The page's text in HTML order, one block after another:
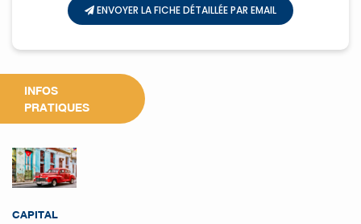
ENVOYER LA FICHE DÉTAILLÉE PAR EMAIL
INFOS
PRATIQUES
CAPITAL